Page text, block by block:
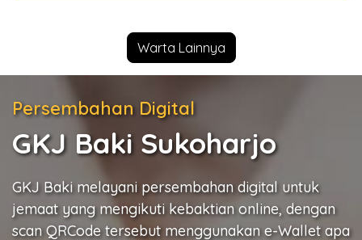
Warta Lainnya
Persembahan Digital
GKJ Baki Sukoharjo
GKJ Baki melayani persembahan digital untuk
jemaat yang mengikuti kebaktian online, dengan
scan QRCode tersebut menggunakan e-Wallet apa